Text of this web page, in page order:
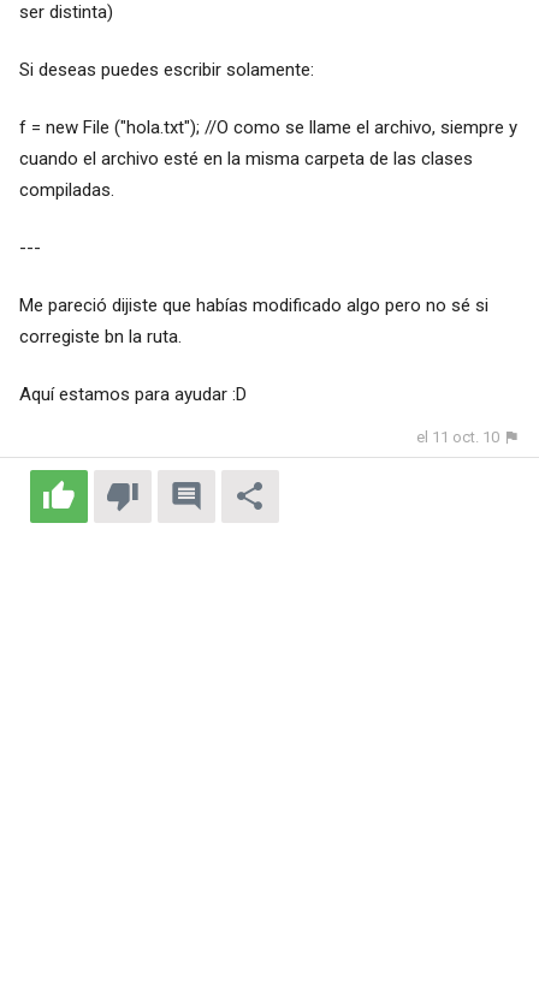
ser distinta)
Si deseas puedes escribir solamente:
f = new File ("hola.txt"); //O como se llame el archivo, siempre y
cuando el archivo esté en la misma carpeta de las clases
compiladas.
---
Me pareció dijiste que habías modificado algo pero no sé si
corregiste bn la ruta.
Aquí estamos para ayudar :D
el 11 oct. 10